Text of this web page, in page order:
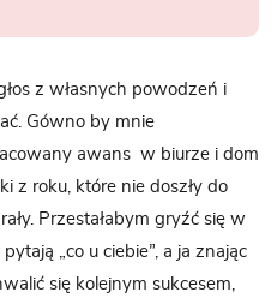
z własnych powodzeń i
Gówno by mnie
awans w biurze i dom
z roku, które nie doszły do
Przestałabym gryźć się w
„co u ciebie”, a ja znając
się kolejnym sukcesem,